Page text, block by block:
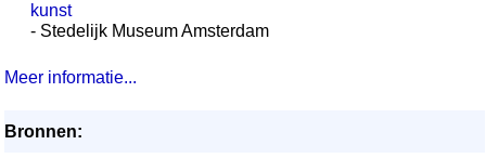
kunst
- Stedelijk Museum Amsterdam
Meer informatie...
Bronnen: